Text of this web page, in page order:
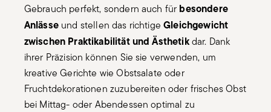
Gebrauch perfekt, sondern auch für besondere
Anlässeund stellen das richtigeGleichgewicht
zwischen Praktikabilität und Ästhetikdar. Dank
ihrer Präzision können Sie sie verwenden, um
kreative Gerichte wie Obstsalate oder
Fruchtdekorationen zuzubereiten oder frisches Obst
bei Mittag- oder Abendessen optimal zu